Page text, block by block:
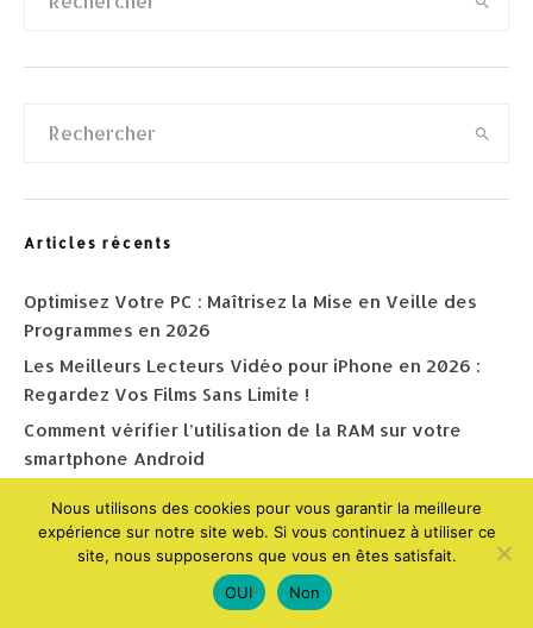
Articles récents
Optimisez Votre PC : Maîtrisez la Mise en Veille des
Programmes en 2026
Les Meilleurs Lecteurs Vidéo pour iPhone en 2026 :
Regardez Vos Films Sans Limite !
Comment vérifier l’utilisation de la RAM sur votre
smartphone Android
de fonds d’écran animés pour Android en 2026
Les Meilleures Applications de Messagerie pour Votre
iPhone en 2026 : Communiquez Sans Limite
Nous utilisons des cookies pour vous garantir la meilleure
expérience sur notre site web. Si vous continuez à utiliser ce
site, nous supposerons que vous en êtes satisfait.
OUI
Non